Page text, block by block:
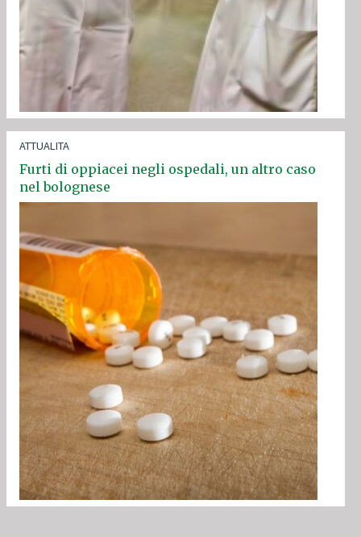
ATTUALITA
Furti di oppiacei negli ospedali, un altro caso
nel bolognese